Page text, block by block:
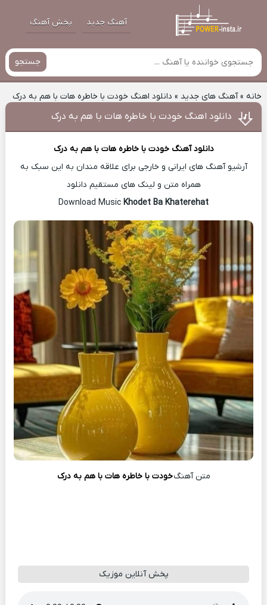
آهنگ جدید پخش آهنگ
جستجو
خانه»آهنگ های جدید » دانلود اهنگ خودت با خاطره هات با هم به درک
دانلود اهنگ خودت با خاطره هات با هم به درک
دانلود آهنگ خودت با خاطره هات با هم به درک
آرشیو آهنگ های ایرانی و خارجی برای علاقه مندان به این سبک به
همراه متن و لینک های مستقیم دانلود
Download Music
Khodet Ba Khaterehat
متن آهنگخودت با خاطره هات با هم به درک
پخش آنلاین موزیک